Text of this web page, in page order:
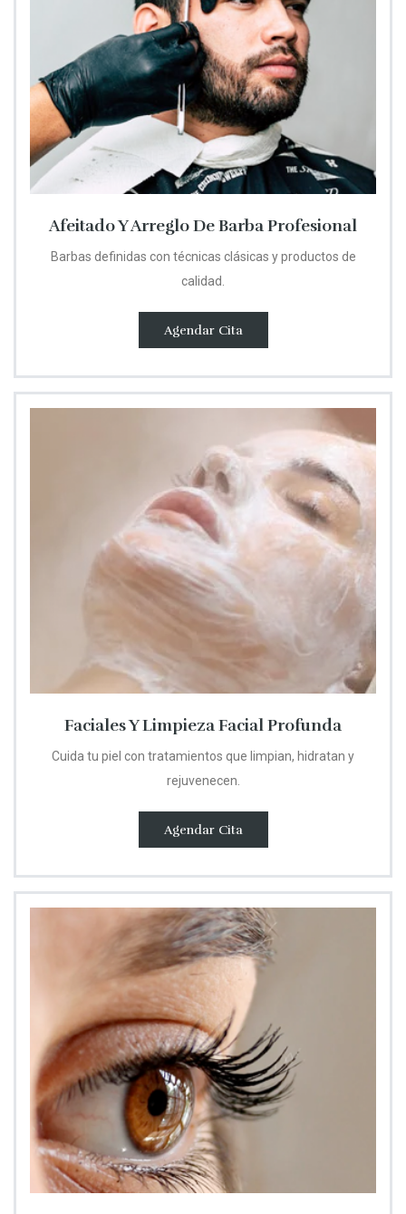
Afeitado Y Arreglo De Barba Profesional
Barbas definidas con técnicas clásicas y productos de
calidad.
Agendar Cita
Faciales Y Limpieza Facial Profunda
Cuida tu piel con tratamientos que limpian, hidratan y
rejuvenecen.
Agendar Cita